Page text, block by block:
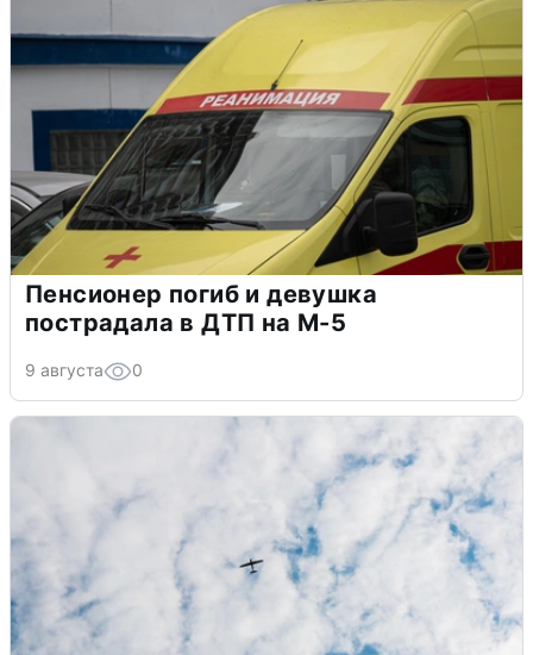
Пенсионер погиб и девушка
пострадала в ДТП на М-5
9 августа 0